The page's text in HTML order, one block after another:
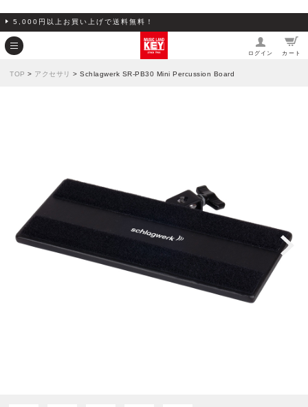
5,000円以上お買い上げで送料無料！
ログイン カート
TOP > アクセサリ > Schlagwerk SR-PB30 Mini Percussion Board